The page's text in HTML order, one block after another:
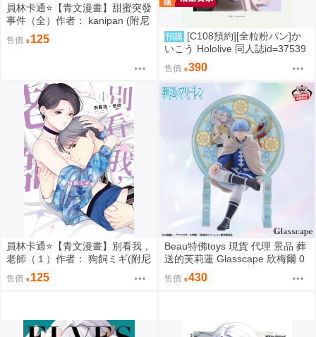
員林卡通⭐️【青文漫畫】甜蜜突發
事件（全）作者： kanipan (附尼
采書套)
售價 125 預購 [C108預約][全粒粉パン]か
いこう Hololive 同人誌id=37539
售價 390
員林卡通⭐️【青文漫畫】別看我，
老師（１）作者： 狗飼ミギ(附尼
采書套)
售價 125
Beau特佛toys 現貨 代理 景品 葬
送的芙莉蓮 Glasscape 欣梅爾 0
302
售價 430